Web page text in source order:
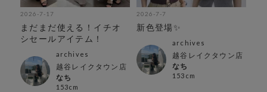
2026-7-17
まだまだ使える！イチオ
シセールアイテム！
archives
越谷レイクタウン店
なち
153cm
2026-7-7
新色登場✨
archives
越谷レイクタウン店
なち
153cm